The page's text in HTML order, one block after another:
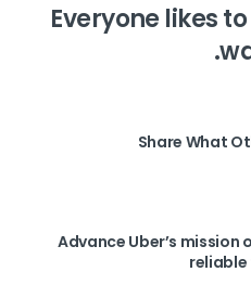
Everyone likes
Share What
Advance Uber’s mission